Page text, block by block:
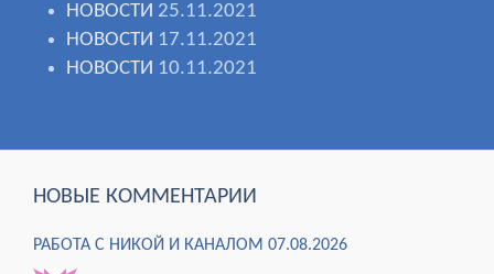
НОВОСТИ 25.11.2021
НОВОСТИ 17.11.2021
НОВОСТИ 10.11.2021
НОВЫЕ КОММЕНТАРИИ
РАБОТА С НИКОЙ И КАНАЛОМ 07.08.2026